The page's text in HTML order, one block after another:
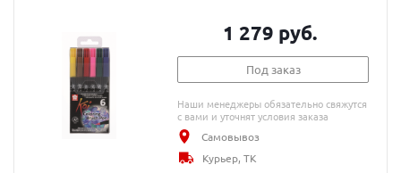
1 279 руб.
Под заказ
Наши менеджеры обязательно свяжутся
с вами и уточнят условия заказа
Самовывоз
Курьер, ТК